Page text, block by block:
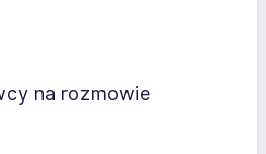
na rozmowie